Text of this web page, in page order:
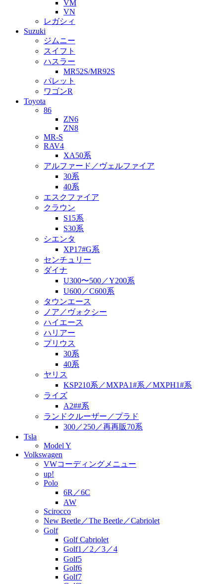
VM
VN
レガシィ
Suzuki
ジムニー
スイフト
ハスラー
MR52S/MR92S
パレット
ワゴンR
Toyota
86
ZN6
ZN8
MR-S
RAV4
XA50系
アルファード／ヴェルファイア
30系
40系
エスクファイア
クラウン
S15系
S30系
シエンタ
XP17#G系
センチュリー
ダイナ
U300〜500／Y200系
U600／C600系
タウンエース
ノア／ヴォクシー
ハイエース
ハリアー
プリウス
30系
40系
ヤリス
KSP210系／MXPA1#系／MXPH1#系
ライズ
A2##系
ランドクルーザー／プラド
300／250／再再販70系
Tsla
Model Y
Volkswagen
VWコーディングメニュー
up!
Polo
6R／6C
AW
Scirocco
New Beetle／The Beetle／Cabriolet
Golf
Golf Cabriolet
Golf1／2／3／4
Golf5
Golf6
Golf7